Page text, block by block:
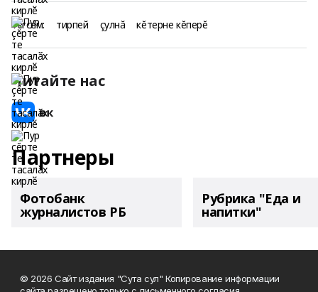
Тегсем: тирпей çулнă кĕтерне кĕперĕ
Читайте нас
Партнеры
Фотобанк
журналистов РБ
Рубрика "Еда и
напитки"
© 2026 Сайт издания "Сута сул" Копирование информации